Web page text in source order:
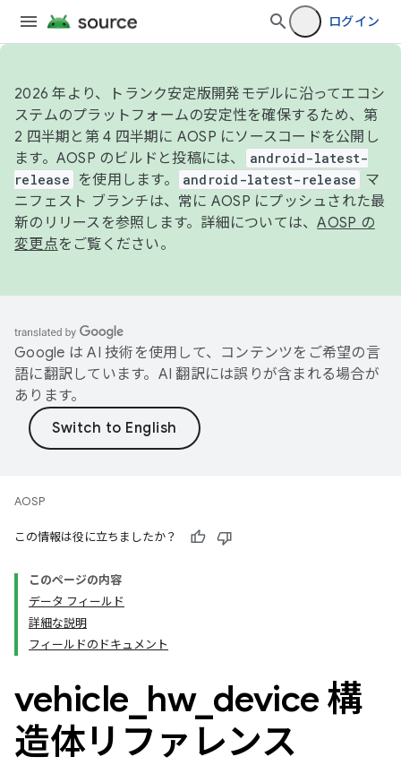
ログイン
2026 年より、トランク安定版開発モデルに沿ってエコシ
ステムのプラットフォームの安定性を確保するため、第
2 四半期と第 4 四半期に AOSP にソースコードを公開し
ます。AOSP のビルドと投稿には、
android-latest-
release
を使用します。 android-latest-release
マ
ニフェスト ブランチは、常に AOSP にプッシュされた最
新のリリースを参照します。詳細については、AOSP の
変更点をご覧ください。
Google は AI 技術を使用して、コンテンツをご希望の言
語に翻訳しています。AI 翻訳には誤りが含まれる場合が
あります。
AOSP
この情報は役に立ちましたか？
このページの内容
データ フィールド
詳細な説明
フィールドのドキュメント
vehicle hw_ device 構
造体リファレンス